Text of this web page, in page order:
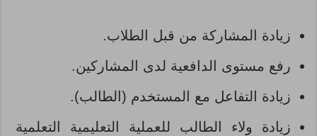
زيادة المشاركة من قبل الطلاب.
رفع مستوى الدافعية لدى المشاركين.
زيادة التفاعل مع المستخدم (الطالب).
زيادة ولاء الطالب للعملية التعليمية التعلمية